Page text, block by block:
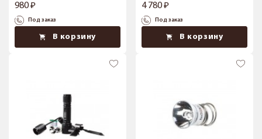
980
Под заказ
В корзину
4 780
Под заказ
В корзину